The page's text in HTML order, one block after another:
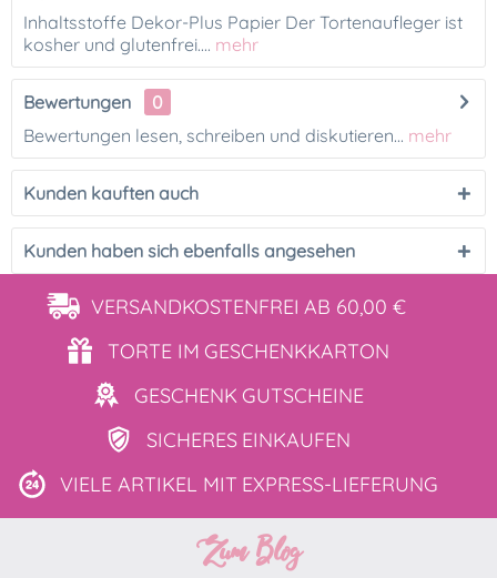
Inhaltsstoffe Dekor-Plus Papier Der Tortenaufleger ist
kosher und glutenfrei.... mehr
Bewertungen
0
Bewertungen lesen, schreiben und diskutieren... mehr
Kunden kauften auch
Kunden haben sich ebenfalls angesehen
VERSANDKOSTENFREI AB 60,00 €
TORTE IM GESCHENKKARTON
GESCHENK GUTSCHEINE
SICHERES EINKAUFEN
VIELE ARTIKEL MIT EXPRESS-LIEFERUNG
Zum Blog